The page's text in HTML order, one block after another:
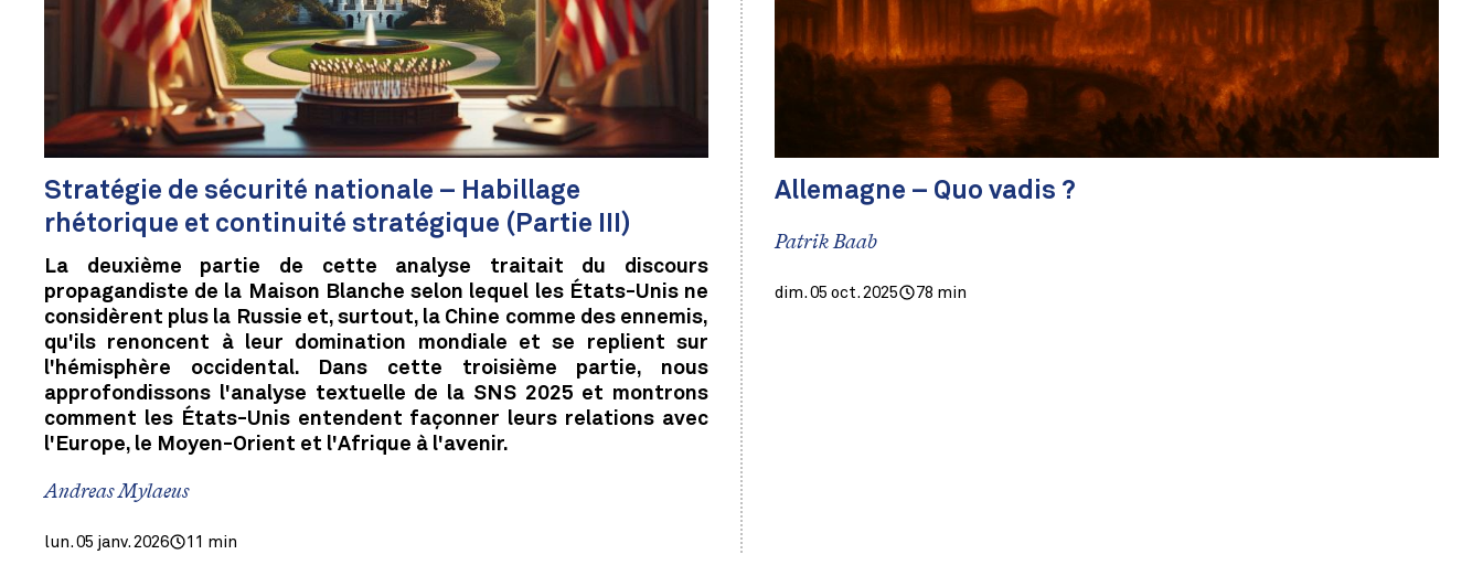
Stratégie de sécurité nationale – Habillage
rhétorique et continuité stratégique (Partie III)
La deuxième partie de cette analyse traitait du discours
propagandiste de la Maison Blanche selon lequel les États-Unis ne
considèrent plus la Russie et, surtout, la Chine comme des ennemis,
qu'ils renoncent à leur domination mondiale et se replient sur
l'hémisphère occidental. Dans cette troisième partie, nous
approfondissons l'analyse textuelle de la SNS 2025 et montrons
comment les États-Unis entendent façonner leurs relations avec
l'Europe, le Moyen-Orient et l'Afrique à l'avenir.
Andreas Mylaeus
lun. 05 janv. 2026 11 min
Allemagne – Quo vadis ?
Patrik Baab
dim. 05 oct. 2025 78 min